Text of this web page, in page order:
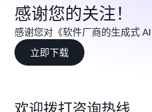
感谢您的关注！
感谢您对《软件厂商的生成式
立即下载
欢迎拨打咨询热线